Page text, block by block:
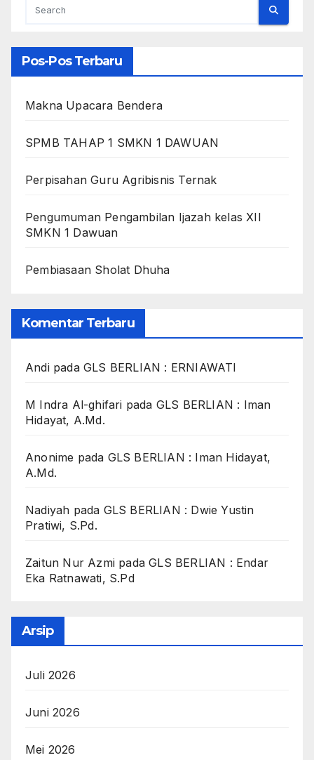
Pos-Pos Terbaru
Makna Upacara Bendera
SPMB TAHAP 1 SMKN 1 DAWUAN
Perpisahan Guru Agribisnis Ternak
Pengumuman Pengambilan Ijazah kelas XII
SMKN 1 Dawuan
Pembiasaan Sholat Dhuha
Komentar Terbaru
AndipadaGLS BERLIAN : ERNIAWATI
M Indra Al-ghifari pada GLS BERLIAN : Iman
Hidayat, A.Md.
Anonime pada GLS BERLIAN : Iman Hidayat,
A.Md.
Nadiyah pada GLS BERLIAN : Dwie Yustin
Pratiwi, S.Pd.
Zaitun Nur Azmi padaGLS BERLIAN : Endar
Eka Ratnawati, S.Pd
Arsip
Juli 2026
Juni 2026
Mei 2026